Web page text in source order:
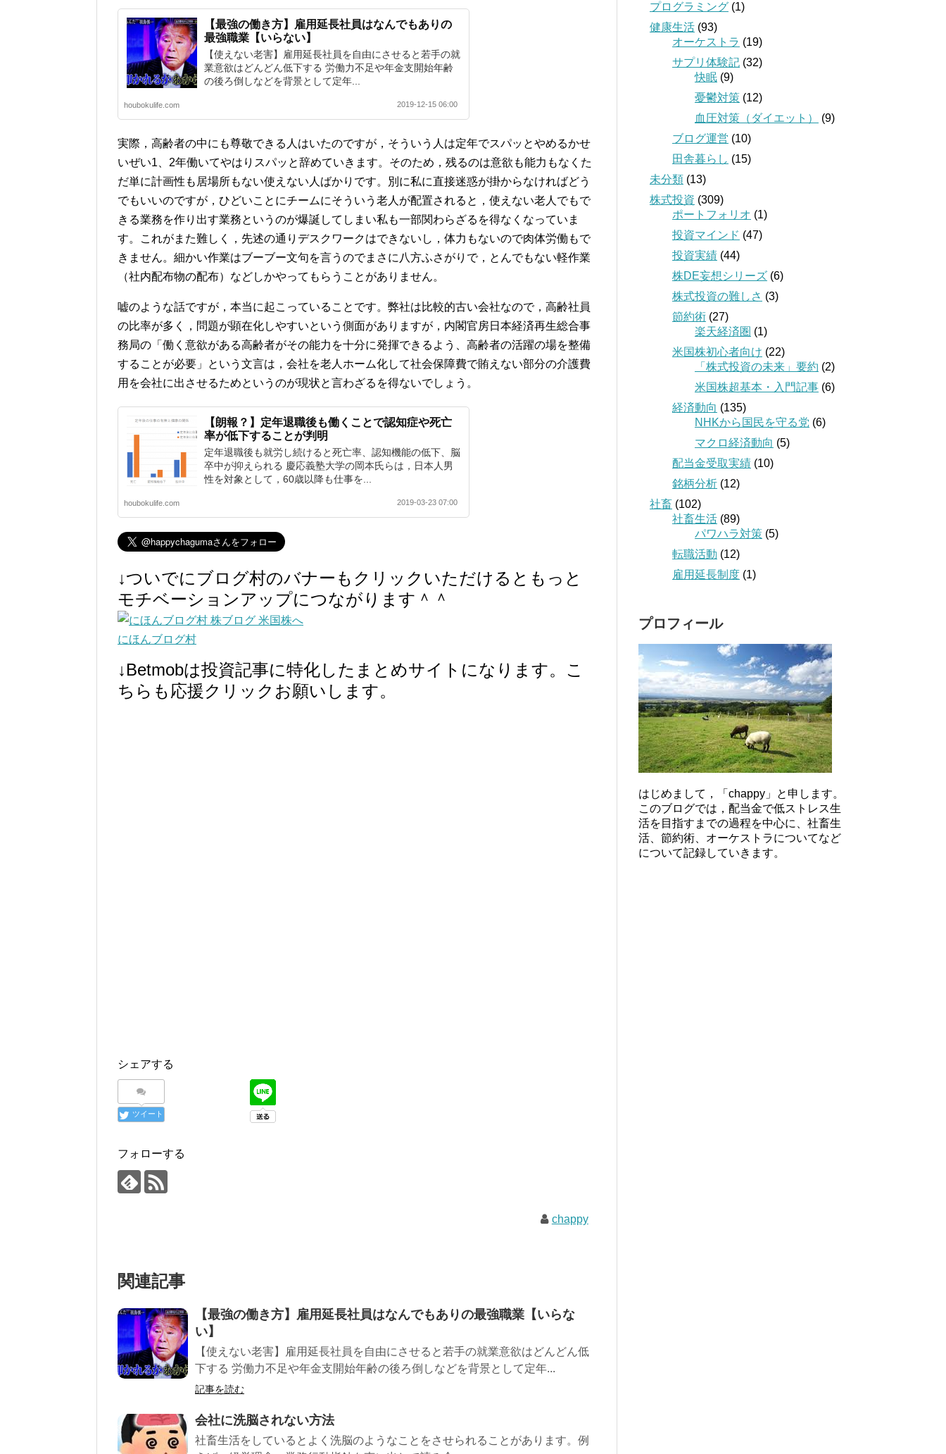
【最強の働き方】雇用延長社員はなんでもありの
最強職業【いらない】
【使えない老害】雇用延長社員を自由にさせると若手の就
業意欲はどんどん低下する 労働力不足や年金支開始年齢
の後ろ倒しなどを背景として定年...
houbokulife.com 2019-12-15 06:00
実際，高齢者の中にも尊敬できる人はいたのですが，そういう人は定年でスパッとやめるかせ
いぜい1、2年働いてやはりスパッと辞めていきます。そのため，残るのは意欲も能力もなくた
だ単に計画性も居場所もない使えない人ばかりです。別に私に直接迷惑が掛からなければどう
でもいいのですが，ひどいことにチームにそういう老人が配置されると，使えない老人でもで
きる業務を作り出す業務というのが爆誕してしまい私も一部関わらざるを得なくなっていま
す。これがまた難しく，先述の通りデスクワークはできないし，体力もないので肉体労働もで
きません。細かい作業はブーブー文句を言うのでまさに八方ふさがりで，とんでもない軽作業
（社内配布物の配布）などしかやってもらうことがありません。
嘘のような話ですが，本当に起こっていることです。弊社は比較的古い会社なので，高齢社員
の比率が多く，問題が顕在化しやすいという側面がありますが，内閣官房日本経済再生総合事
務局の「働く意欲がある高齢者がその能力を十分に発揮できるよう、高齢者の活躍の場を整備
することが必要」という文言は，会社を老人ホーム化して社会保障費で賄えない部分の介護費
用を会社に出させるためというのが現状と言わざるを得ないでしょう。
【朗報？】定年退職後も働くことで認知症や死亡
率が低下することが判明
定年退職後も就労し続けると死亡率、認知機能の低下、脳
卒中が抑えられる 慶応義塾大学の岡本氏らは，日本人男
性を対象として，60歳以降も仕事を...
houbokulife.com 2019-03-23 07:00
↓ついでにブログ村のバナーもクリックいただけるともっと
モチベーションアップにつながります＾＾
にほんブログ村
↓Betmobは投資記事に特化したまとめサイトになります。こ
ちらも応援クリックお願いします。
シェアする
ツイート
フォローする
chappy
関連記事
【最強の働き方】雇用延長社員はなんでもありの最強職業【いらな
い】
【使えない老害】雇用延長社員を自由にさせると若手の就業意欲はどんどん低
下する 労働力不足や年金支開始年齢の後ろ倒しなどを背景として定年...
記事を読む
会社に洗脳されない方法
社畜生活をしているとよく洗脳のようなことをさせられることがあります。例
プログラミング (1)
健康生活 (93)
オーケストラ (19)
サプリ体験記 (32)
快眠 (9)
憂鬱対策 (12)
血圧対策（ダイエット）
(9)
ブログ運営 (10)
田舎暮らし (15)
未分類 (13)
株式投資 (309)
ポートフォリオ (1)
投資マインド (47)
投資実績 (44)
株DE妄想シリーズ (6)
株式投資の難しさ (3)
節約術 (27)
楽天経済圏 (1)
米国株初心者向け (22)
「株式投資の未来」要約 (2)
米国株超基本・入門記事 (6)
経済動向 (135)
NHKから国民を守る党 (6)
マクロ経済動向 (5)
配当金受取実績 (10)
銘柄分析 (12)
社畜 (102)
社畜生活 (89)
パワハラ対策 (5)
転職活動 (12)
雇用延長制度 (1)
プロフィール
はじめまして，「chappy」と申します。
このブログでは，配当金で低ストレス生
活を目指すまでの過程を中心に、社畜生
活、節約術、オーケストラについてなど
について記録していきます。